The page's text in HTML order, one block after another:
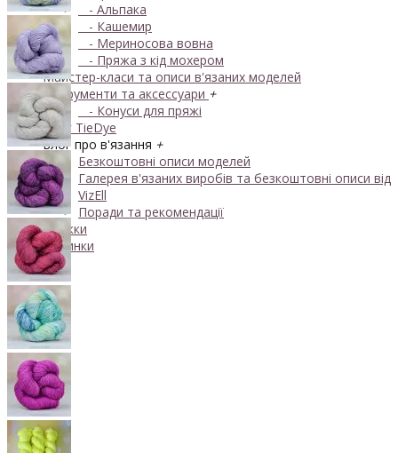
- Альпака
- Кашемир
- Мериносова вовна
- Пряжа з кід мохером
Майстер-класи та описи в'язаних моделей
Інструменти та аксессуари +
- Конуси для пряжі
Одяг TieDye
Блог про в'язання +
Безкоштовні описи моделей
Галерея в'язаних виробів та безкоштовні описи від
VizEll
Поради та рекомендації
Знижки
Новинки